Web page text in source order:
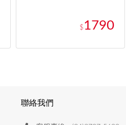
$ 1790
聯絡我們